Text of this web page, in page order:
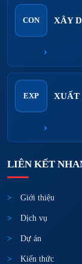
CON XÂY
›
EXP XUẤT
›
LIÊN KẾT
Giới thiệu
Dịch vụ
Dự án
Kiến thức